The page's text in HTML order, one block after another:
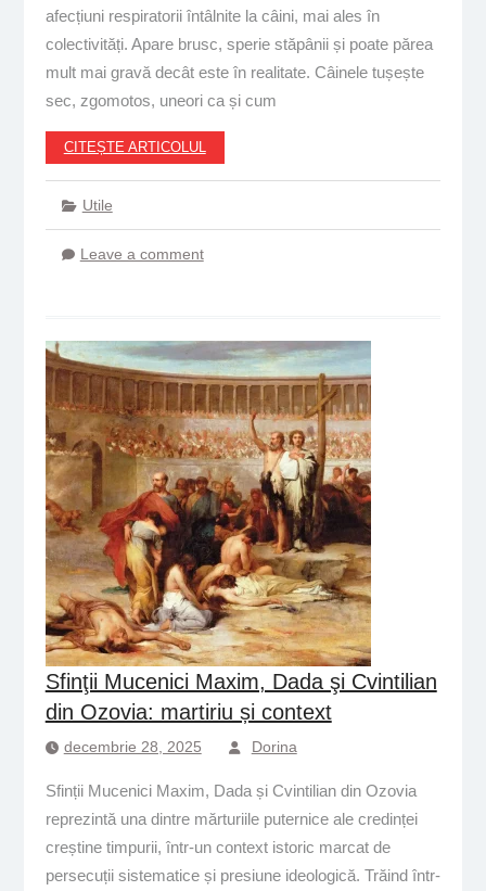
afecțiuni respiratorii întâlnite la câini, mai ales în
colectivități. Apare brusc, sperie stăpânii și poate părea
mult mai gravă decât este în realitate. Câinele tușește
sec, zgomotos, uneori ca și cum
CITEȘTE ARTICOLUL
Utile
Leave a comment
Sfinţii Mucenici Maxim, Dada şi Cvintilian
din Ozovia: martiriu și context
decembrie 28, 2025 Dorina
Sfinții Mucenici Maxim, Dada și Cvintilian din Ozovia
reprezintă una dintre mărturiile puternice ale credinței
creștine timpurii, într-un context istoric marcat de
persecuții sistematice și presiune ideologică. Trăind într-